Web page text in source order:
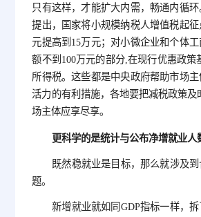
只有这样，才能扩大内需，畅通内循
提出，国家将小规模纳税人增值税起
元提高到15万元；对小微企业和个体
额不到100万元的部分,在现行优惠政策
所得税。这些都是中央政府帮助市场
活力的有利措施，各地要把减税政策及
场主体应享尽享。
更科学的是统计与公布净增就业人
既然稳就业是目标，那么就涉及
题。
新增就业就如同GDP指标一样，